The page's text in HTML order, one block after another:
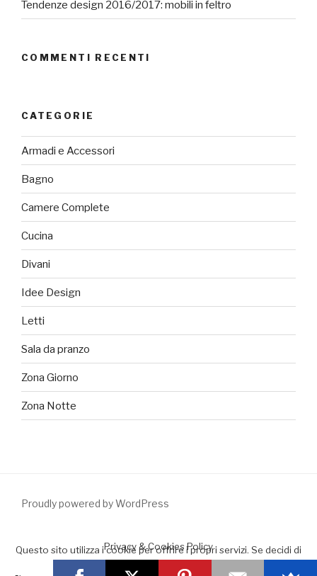
Tendenze design 2016/2017: mobili in feltro
COMMENTI RECENTI
CATEGORIE
Armadi e Accessori
Bagno
Camere Complete
Cucina
Divani
Idee Design
Letti
Sala da pranzo
Zona Giorno
Zona Notte
Proudly powered by WordPress
Questo sito utilizza i cookie per offrire i propri servizi. Se decidi di
continuare la navigazione consideriamo che accetti il loro uso.
Privacy & Cookies Policy